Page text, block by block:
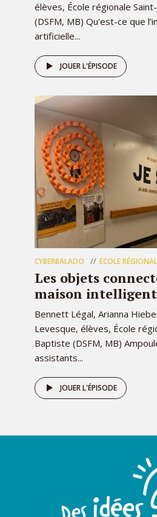
élèves, École régionale
(DSFM, MB) Qu’est-ce que
artificielle...
JOUER L'ÉPISODE
CYBERBALADO ÉCOLE
Les objets
maison
Bennett Légal, Arianna
Levesque, élèves, École
Baptiste (DSFM, MB)
assistants...
JOUER L'ÉPISODE